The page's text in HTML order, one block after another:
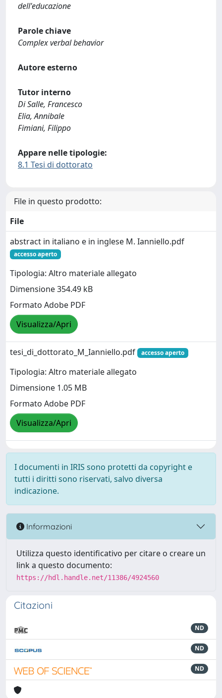
dell'educazione
Parole chiave
Complex verbal behavior
Autore esterno
Tutor interno
Di Salle, Francesco
Elia, Annibale
Fimiani, Filippo
Appare nelle tipologie:
8.1 Tesi di dottorato
File in questo prodotto:
File
abstract in italiano e in inglese M. Ianniello.pdf
accesso aperto
Tipologia: Altro materiale allegato
Dimensione 354.49 kB
Formato Adobe PDF
Visualizza/Apri
tesi_di_dottorato_M_Ianniello.pdf accesso aperto
Tipologia: Altro materiale allegato
Dimensione 1.05 MB
Formato Adobe PDF
Visualizza/Apri
I documenti in IRIS sono protetti da copyright e
tutti i diritti sono riservati, salvo diversa
indicazione.
Informazioni
Utilizza questo identificativo per citare o creare un
link a questo documento:
https://hdl.handle.net/11386/4924560
Citazioni
ND
ND
ND